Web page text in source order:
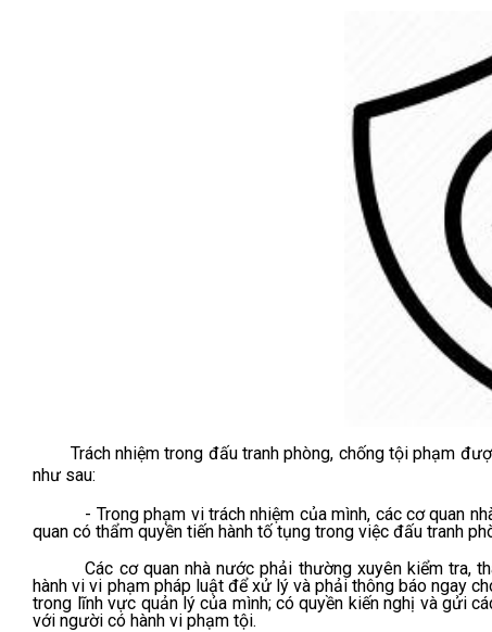
Trách nhiệm trong đấu tranh phòng, chống tội phạm
như sau:
- Trong phạm vi trách nhiệm của mình, các cơ quan
quan có thẩm quyền tiến hành tố tụng trong việc đấu tranh
Các cơ quan nhà nước phải thường xuyên kiểm tra,
hành vi vi phạm pháp luật để xử lý và phải thông báo ngay
trong lĩnh vực quản lý của mình; có quyền kiến nghị và gửi
với người có hành vi phạm tội.